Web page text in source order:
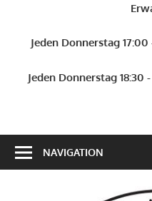
Jeden Donnerstag
Jeden Donnerstag
NAVIGATION